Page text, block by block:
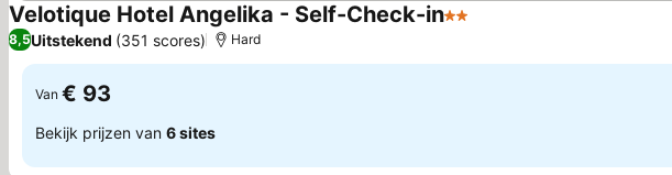
Velotique Hotel Angelika - Self-Check-in2 Sterren
8,5Uitstekend (351 scores) Hard
Van € 93
Bekijk prijzen van 6 sites